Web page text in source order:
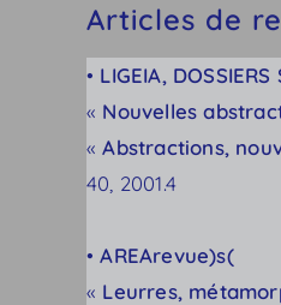
Articles de
• LIGEIA, DOSSIERS
« Nouvelles
«Abstractions,
40, 2001.4
•AREArevue)s(
« Leurres,